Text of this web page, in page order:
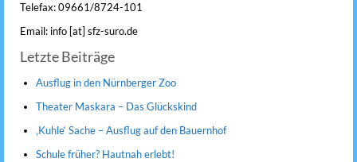
Telefax: 09661/8724-101
Email: info [at] sfz-suro.de
Letzte Beiträge
Ausflug in den Nürnberger Zoo
Theater Maskara – Das Glückskind
‚Kuhle‘ Sache – Ausflug auf den Bauernhof
Schule früher? Hautnah erlebt!